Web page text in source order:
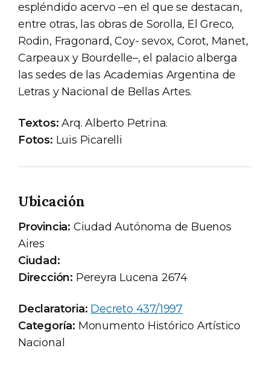
espléndido acervo –en el que se destacan,
entre otras, las obras de Sorolla, El Greco,
Rodin, Fragonard, Coy- sevox, Corot, Manet,
Carpeaux y Bourdelle–, el palacio alberga
las sedes de las Academias Argentina de
Letras y Nacional de Bellas Artes.
Textos: Arq. Alberto Petrina.
Fotos: Luis Picarelli
Ubicación
Provincia: Ciudad Autónoma de Buenos
Aires
Ciudad:
Dirección: Pereyra Lucena 2674
Declaratoria: Decreto 437/1997
Categoría: Monumento Histórico Artístico
Nacional